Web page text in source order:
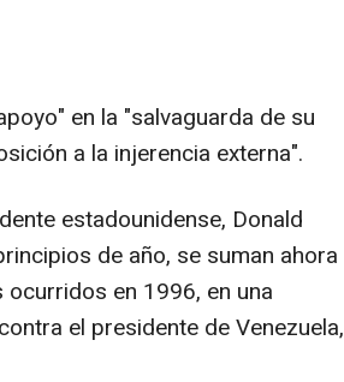
en la "salvaguarda de su
a la injerencia externa".
estadounidense, Donald
de año, se suman ahora
en 1996, en una
el presidente de Venezuela,